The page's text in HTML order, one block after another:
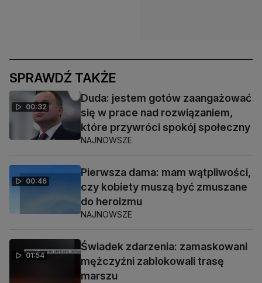
SPRAWDŹ TAKŻE
00:32
Duda: jestem gotów zaangażować
się w prace nad rozwiązaniem,
które przywróci spokój społeczny
NAJNOWSZE
00:46
Pierwsza dama: mam wątpliwości,
czy kobiety muszą być zmuszane
do heroizmu
NAJNOWSZE
01:54
Świadek zdarzenia: zamaskowani
mężczyźni zablokowali trasę
marszu